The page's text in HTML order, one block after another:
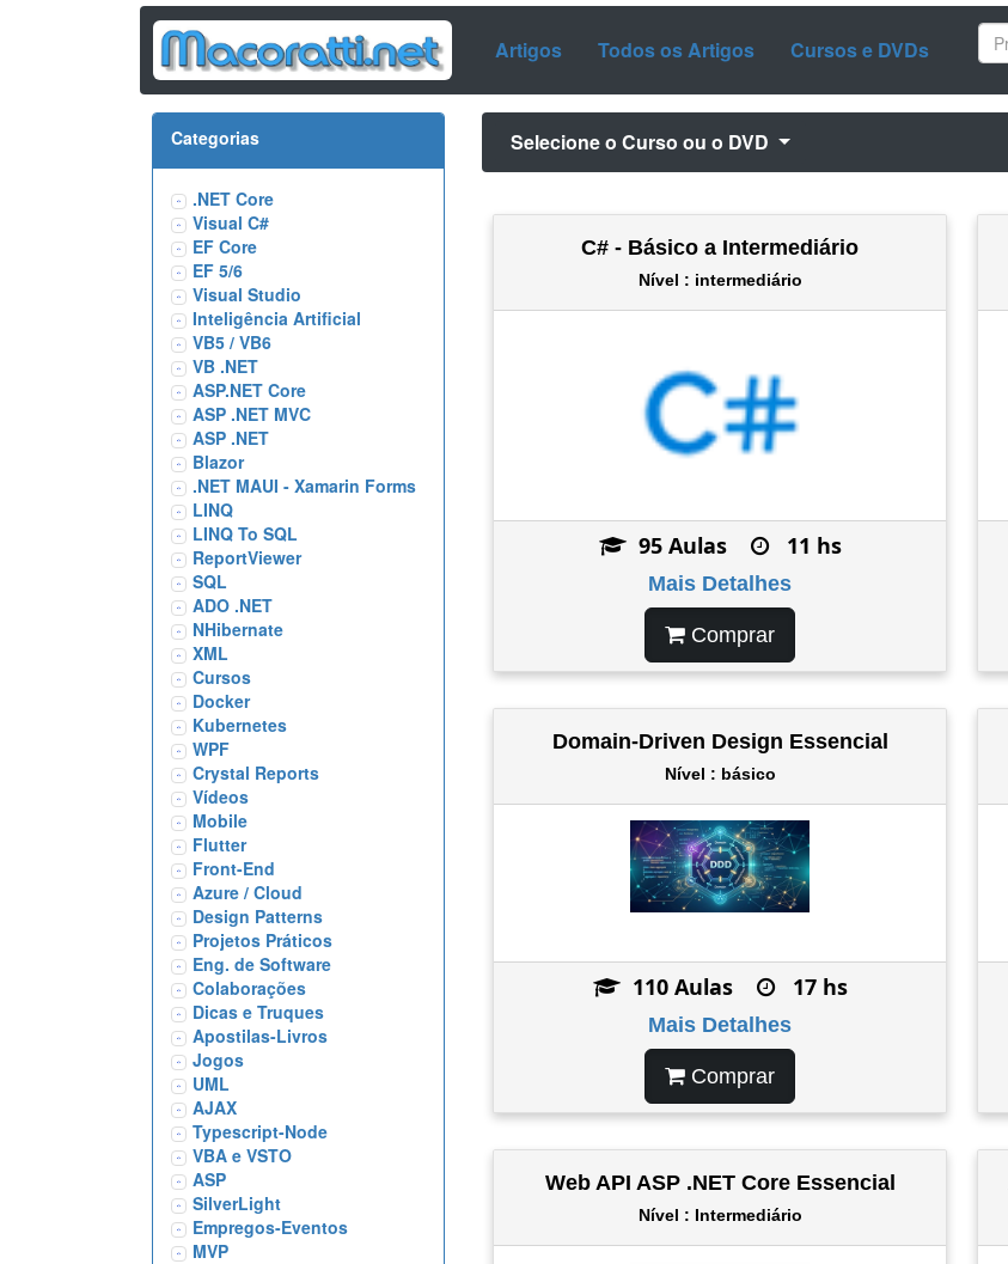
Artigos Todos os Artigos Cursos e DVDs
Categorias
.NET Core
Visual C#
EF Core
EF 5/6
Visual Studio
Inteligência Artificial
VB5 / VB6
VB .NET
ASP.NET Core
ASP .NET MVC
ASP .NET
Blazor
.NET MAUI - Xamarin Forms
LINQ
LINQ To SQL
ReportViewer
SQL
ADO .NET
NHibernate
XML
Cursos
Docker
Kubernetes
WPF
Crystal Reports
Vídeos
Mobile
Flutter
Front-End
Azure / Cloud
Design Patterns
Projetos Práticos
Eng. de Software
Colaborações
Dicas e Truques
Apostilas-Livros
Jogos
UML
AJAX
Typescript-Node
VBA e VSTO
ASP
SilverLight
Empregos-Eventos
MVP
Selecione o Curso ou o DVD
C# - Básico a Intermediário
Nível : intermediário
95 Aulas 11 hs
Mais Detalhes
Comprar
Domain-Driven Design Essencial
Nível : básico
110 Aulas 17 hs
Mais Detalhes
Comprar
Web API ASP .NET Core Essencial
Nível : Intermediário